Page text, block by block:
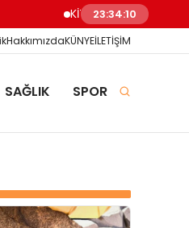
KİTAP KAPANDI, DOSYA
23:34:11
HakkımızdaKÜNYEİLETİŞİM
SAĞLIK SPOR